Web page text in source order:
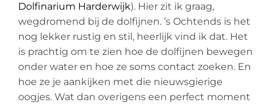
Dolfinarium Harderwijk). Hier zit ik graag,
wegdromend bij de dolfijnen. ’s Ochtends is het
nog lekker rustig en stil, heerlijk vind ik dat. Het
is prachtig om te zien hoe de dolfijnen bewegen
onder water en hoe ze soms contact zoeken. En
hoe ze je aankijken met die nieuwsgierige
oogjes. Wat dan overigens een perfect moment